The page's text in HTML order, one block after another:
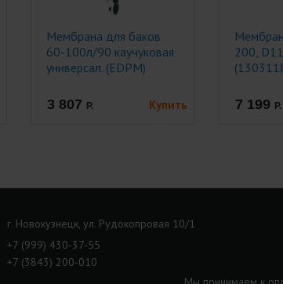
Мембрана для баков
60-100л/90 каучуковая
универсал. (EDPM)
3 807 Р. Купить
200,
7 199 Р.
г. Новокузнецк, ул. Рудокопровая 10/1
+7 (999) 430-37-55
+7 (3843) 200-010